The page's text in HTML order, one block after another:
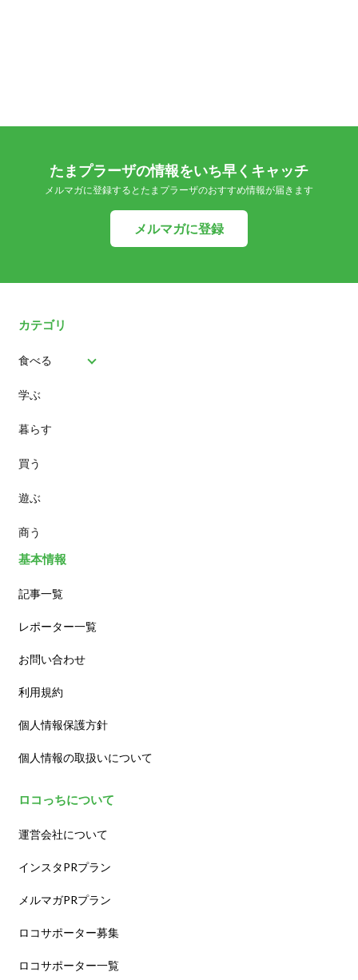
たまプラーザの情報をいち早くキャッチ
メルマガに登録するとたまプラーザのおすすめ情報が届きます
メルマガに登録
カテゴリ
食べる
パン
スイーツ
ランチ
カフェ
学ぶ
暮らす
買う
遊ぶ
商う
基本情報
記事一覧
レポーター一覧
お問い合わせ
利用規約
個人情報保護方針
個人情報の取扱いについて
ロコっちについて
運営会社について
インスタPRプラン
メルマガPRプラン
ロコサポーター募集
ロコサポーター一覧